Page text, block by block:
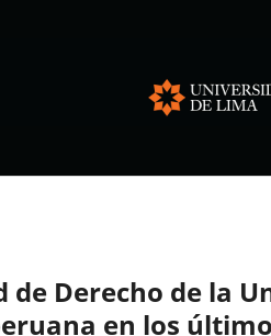
Derecho de la
en los